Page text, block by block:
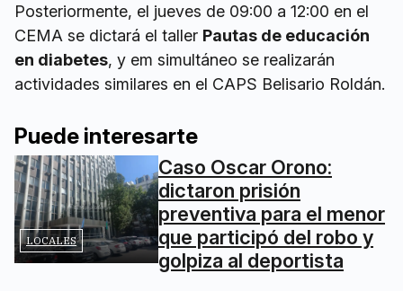
Posteriormente, el jueves de 09:00 a 12:00 en el
CEMA se dictará el taller Pautas de educación
en diabetes, y em simultáneo se realizarán
actividades similares en el CAPS Belisario Roldán.
Puede interesarte
LOCALES
Caso Oscar Orono:
dictaron prisión
preventiva para el menor
que participó del robo y
golpiza al deportista